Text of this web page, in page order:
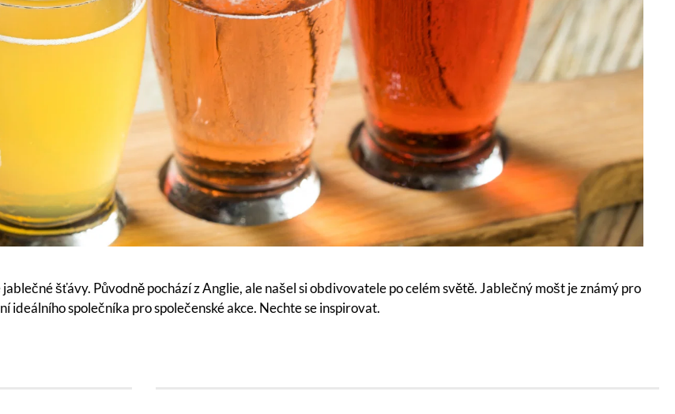
šťávy. Původně pochází z Anglie, ale našel si obdivovatele po celém světě. Jablečný mošt je známý pro
ideálního společníka pro společenské akce. Nechte se inspirovat.